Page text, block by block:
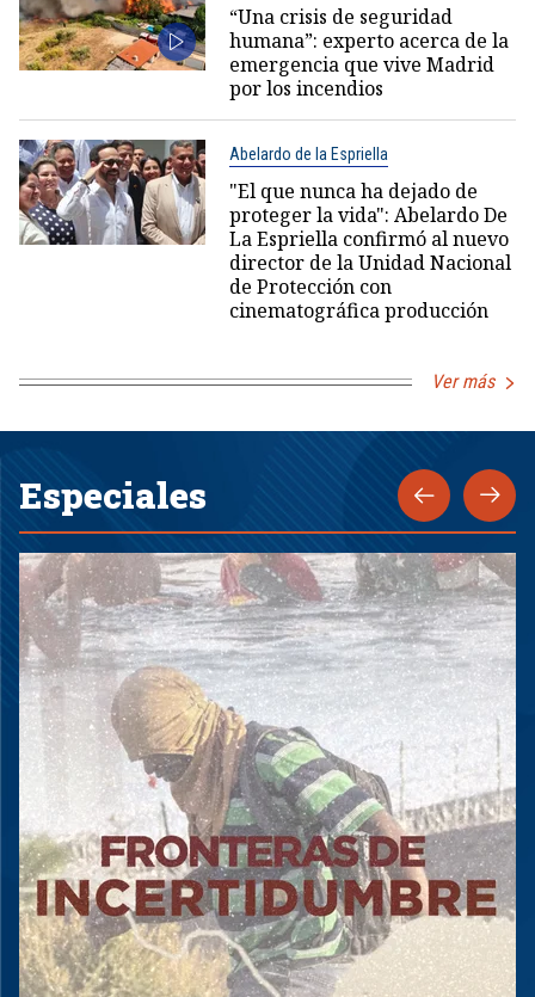
“Una crisis de seguridad
humana”: experto acerca de la
emergencia que vive Madrid
por los incendios
Abelardo de la Espriella
"El que nunca ha dejado de
proteger la vida": Abelardo De
La Espriella confirmó al nuevo
director de la Unidad Nacional
de Protección con
cinematográfica producción
Ver más
Especiales